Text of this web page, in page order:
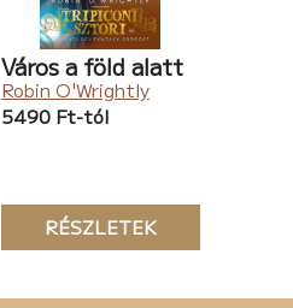
Város a föld alatt
Robin O'Wrightly
5490 Ft-tól
RÉSZLETEK